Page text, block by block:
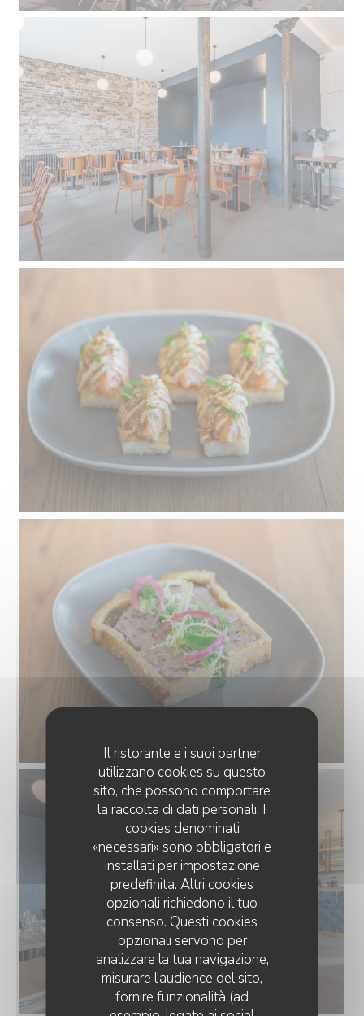
Il ristorante e i suoi partner
utilizzano cookies su questo
sito, che possono comportare
la raccolta di dati personali. I
cookies denominati
«necessari» sono obbligatori e
installati per impostazione
predefinita. Altri cookies
opzionali richiedono il tuo
consenso. Questi cookies
opzionali servono per
analizzare la tua navigazione,
misurare l'audience del sito,
fornire funzionalità (ad